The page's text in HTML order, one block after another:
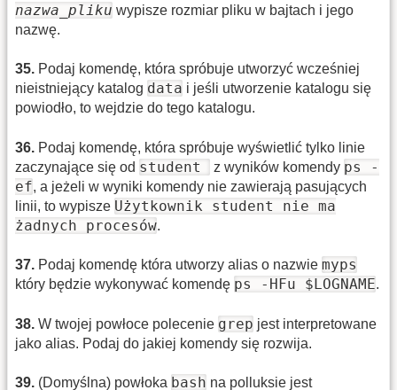
nazwa_pliku wypisze rozmiar pliku w bajtach i jego
nazwę.
35. Podaj komendę, która spróbuje utworzyć wcześniej
nieistniejący katalog data i jeśli utworzenie katalogu się
powiodło, to wejdzie do tego katalogu.
36. Podaj komendę, która spróbuje wyświetlić tylko linie
zaczynające się od student z wyników komendy ps -
ef, a jeżeli w wyniki komendy nie zawierają pasujących
linii, to wypisze Użytkownik student nie ma
żadnych procesów.
37. Podaj komendę która utworzy alias o nazwie myps
który będzie wykonywać komendę ps -HFu $LOGNAME.
38. W twojej powłoce polecenie grep jest interpretowane
jako alias. Podaj do jakiej komendy się rozwija.
39. (Domyślna) powłoka bash na polluksie jest